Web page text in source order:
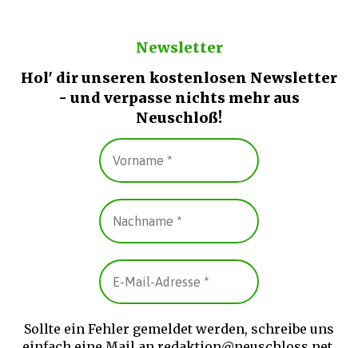
Newsletter
Hol' dir unseren kostenlosen Newsletter
- und verpasse nichts mehr aus
Neuschloß!
Sollte ein Fehler gemeldet werden, schreibe uns